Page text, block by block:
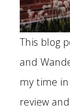
This blog
and
my time
review